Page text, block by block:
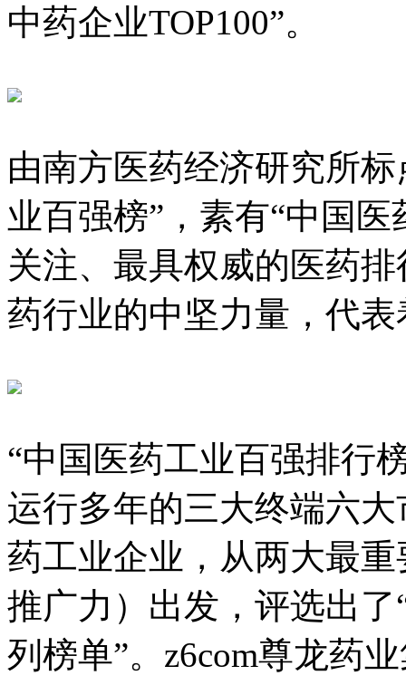
中药企业TOP100”。
由南方医药经济研究所
业百强榜”，素有“中国
关注、最具权威的医药
药行业的中坚力量，代
“中国医药工业百强排行
运行多年的三大终端六
药工业企业，从两大最
推广力）出发，评选出
列榜单”。z6com尊龙药